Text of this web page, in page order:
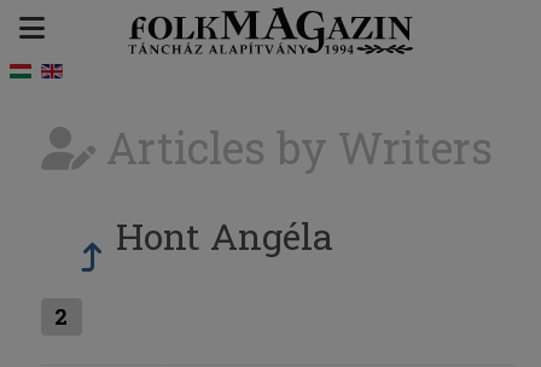
Articles by Writers
Hont Angéla
2